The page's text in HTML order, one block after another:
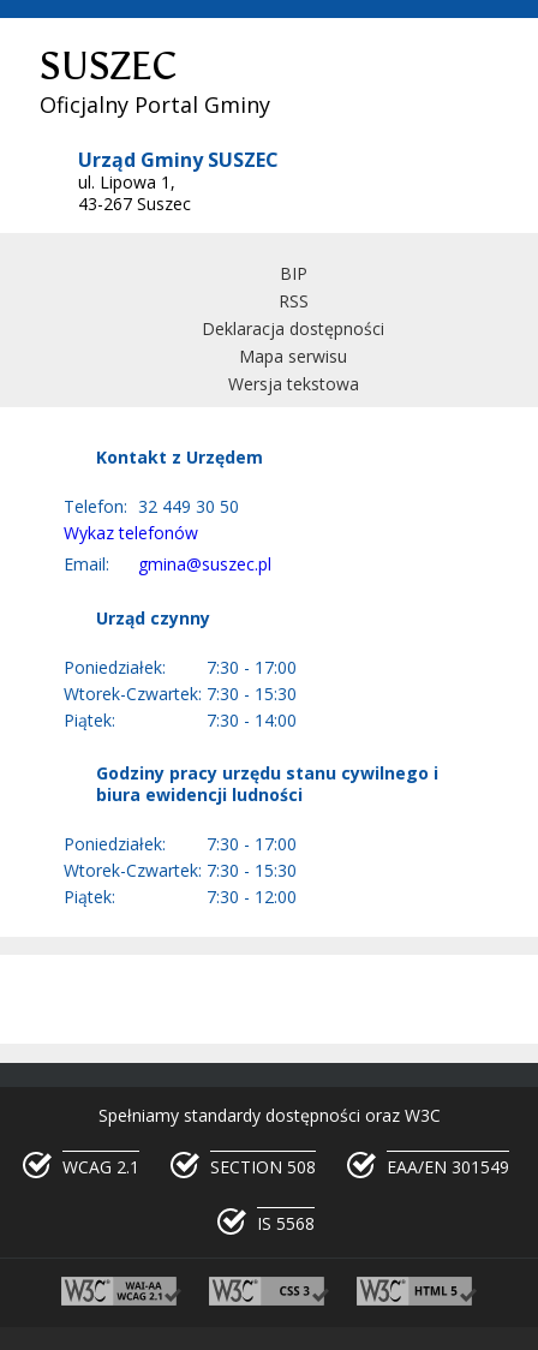
SUSZEC
Oficjalny Portal Gminy
Urząd Gminy SUSZEC
ul. Lipowa 1,
43-267 Suszec
BIP
RSS
Deklaracja dostępności
Mapa serwisu
Wersja tekstowa
Kontakt z Urzędem
Telefon: 32 449 30 50
Wykaz telefonów
Email:
gmina@suszec.pl
Urząd czynny
Poniedziałek:
7:30 - 17:00
Wtorek-Czwartek: 7:30 - 15:30
Piątek:
7:30 - 14:00
Godziny pracy urzędu stanu cywilnego i
biura ewidencji ludności
Poniedziałek:
7:30 - 17:00
Wtorek-Czwartek: 7:30 - 15:30
Piątek:
7:30 - 12:00
Spełniamy standardy dostępności oraz W3C
WCAG 2.1 SECTION 508 EAA/EN 301549
IS 5568